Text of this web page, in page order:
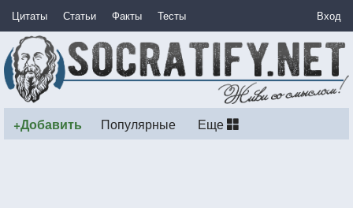
Цитаты Статьи Факты Тесты Вход
+Добавить Популярные Еще